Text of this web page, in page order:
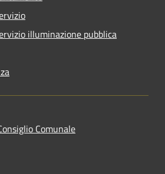
illuminazione pubblica
Comunale